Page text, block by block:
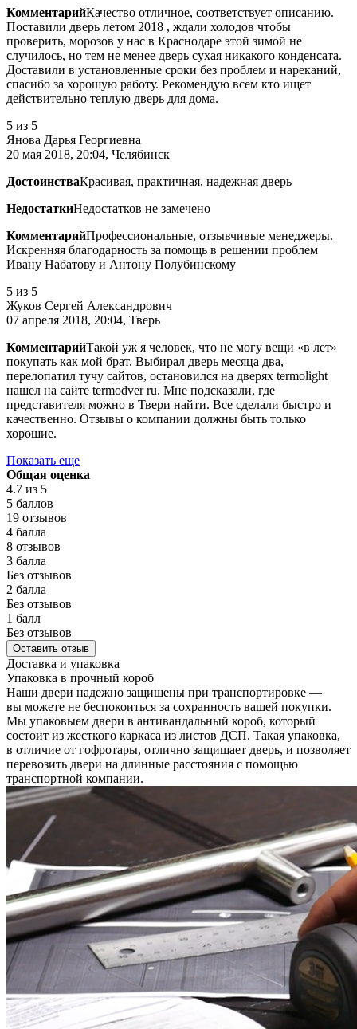
КомментарийКачество отличное, соответствует описанию.
Поставили дверь летом 2018 , ждали холодов чтобы
проверить, морозов у нас в Краснодаре этой зимой не
случилось, но тем не менее дверь сухая никакого конденсата.
Доставили в установленные сроки без проблем и нареканий,
спасибо за хорошую работу. Рекомендую всем кто ищет
действительно теплую дверь для дома.
5 из 5
Янова Дарья Георгиевна
20 мая 2018, 20:04, Челябинск
ДостоинстваКрасивая, практичная, надежная дверь
НедостаткиНедостатков не замечено
КомментарийПрофессиональные, отзывчивые менеджеры.
Искренняя благодарность за помощь в решении проблем
Ивану Набатову и Антону Полубинскому
5 из 5
Жуков Сергей Александрович
07 апреля 2018, 20:04, Тверь
КомментарийТакой уж я человек, что не могу вещи «в лет»
покупать как мой брат. Выбирал дверь месяца два,
перелопатил тучу сайтов, остановился на дверях termolight
нашел на сайте termodver ru. Мне подсказали, где
представителя можно в Твери найти. Все сделали быстро и
качественно. Отзывы о компании должны быть только
хорошие.
Показать еще
Общая оценка
4.7 из 5
5 баллов
19 отзывов
4 балла
8 отзывов
3 балла
Без отзывов
2 балла
Без отзывов
1 балл
Без отзывов
Оставить отзыв
Доставка и упаковка
Упаковка в прочный короб
Наши двери надежно защищены при транспортировке —
вы можете не беспокоиться за сохранность вашей покупки.
Мы упаковыем двери в антивандальный короб, который
состоит из жесткого каркаса из листов ДСП. Такая упаковка,
в отличие от гофротары, отлично защищает дверь, и позволяет
перевозить двери на длинные расстояния с помощью
транспортной компании.